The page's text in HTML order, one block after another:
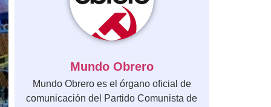
Mundo Obrero
Mundo Obrero es el órgano oficial de
comunicación del Partido Comunista de